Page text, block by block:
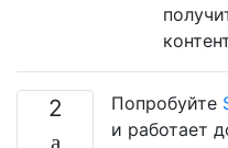
2 Попробуйте
и работает